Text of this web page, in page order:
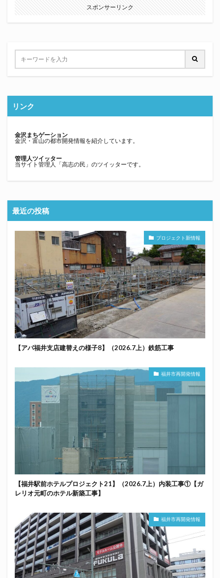
スポンサーリンク
リンク
金沢まちゲーション
金沢・富山の都市開発情報を紹介しています。
管理人ツイッター
当サイト管理人「高志の民」のツイッターです。
最近の投稿
プロジェクト新情報
【アパ福井支店建替えの様子8】（2026.7上）鉄筋工事
福井市再開発情報
【福井駅前ホテルプロジェクト21】（2026.7上）内装工事①【ガ
レリオ元町のホテル新築工事】
福井市再開発情報